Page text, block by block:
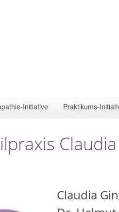
Initiative Praktikums-
Claudia